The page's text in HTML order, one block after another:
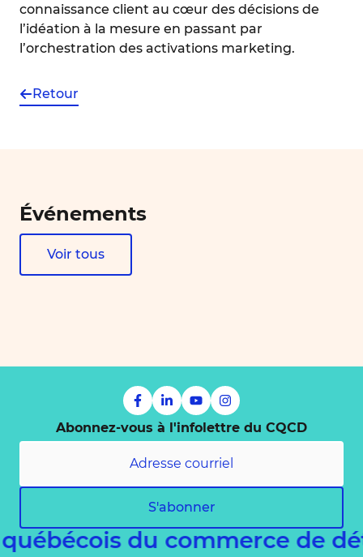
connaissance client au cœur des décisions de
l’idéation à la mesure en passant par
l’orchestration des activations marketing.
Retour
Événements
Voir tous
Abonnez-vous à l'infolettre du CQCD
S'abonner
du commerce de